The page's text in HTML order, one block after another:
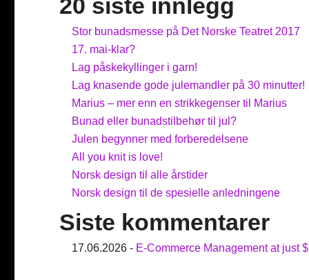
20 siste innlegg
Stor bunadsmesse på Det Norske Teatret 2017
17. mai-klar?
Lag påskekyllinger i garn!
Lag knasende gode julemandler på 30 minutter!
Marius – mer enn en strikkegenser til Marius
Bunad eller bunadstilbehør til jul?
Julen begynner med forberedelsene
All you knit is love!
Norsk design til alle årstider
Norsk design til de spesielle anledningene
Siste kommentarer
17.06.2026 - E-Commerce Management at just